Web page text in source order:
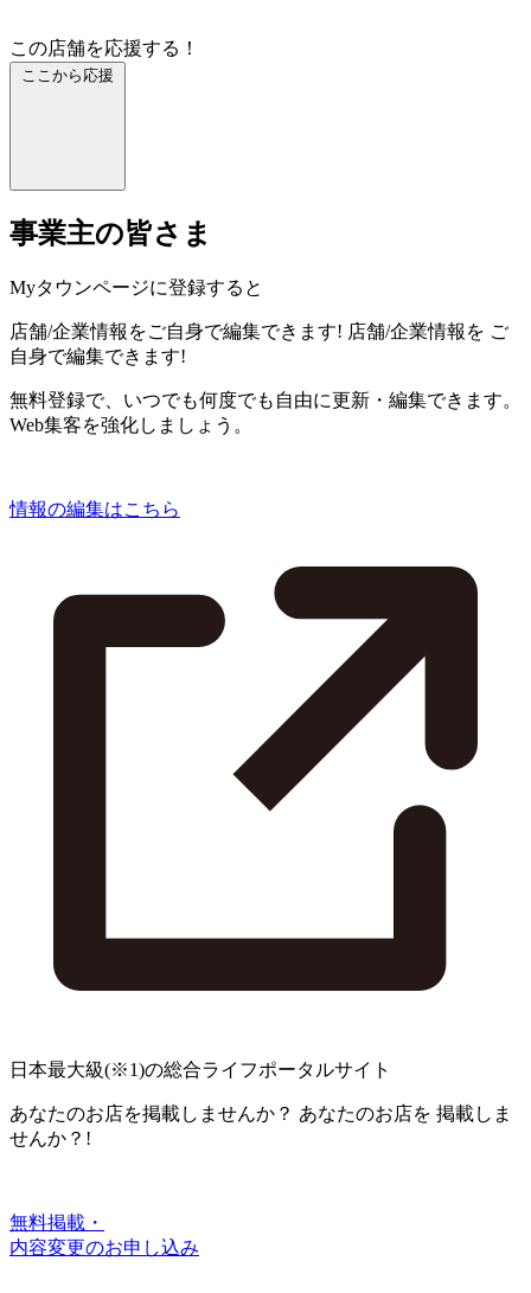
この店舗を応援する！
ここから応援
事業主の皆さま
Myタウンページに登録すると
店舗/企業情報をご自身で編集できます! 店舗/企業情報を ご
自身で編集できます!
無料登録で、いつでも何度でも自由に更新・編集できます。
Web集客を強化しましょう。
情報の編集はこちら
日本最大級(※1)の総合ライフポータルサイト
あなたのお店を掲載しませんか？ あなたのお店を 掲載しま
せんか？!
無料掲載・
内容変更のお申し込み